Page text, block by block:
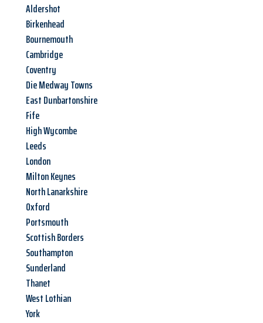
Aldershot
Birkenhead
Bournemouth
Cambridge
Coventry
Die Medway Towns
East Dunbartonshire
Fife
High Wycombe
Leeds
London
Milton Keynes
North Lanarkshire
Oxford
Portsmouth
Scottish Borders
Southampton
Sunderland
Thanet
West Lothian
York